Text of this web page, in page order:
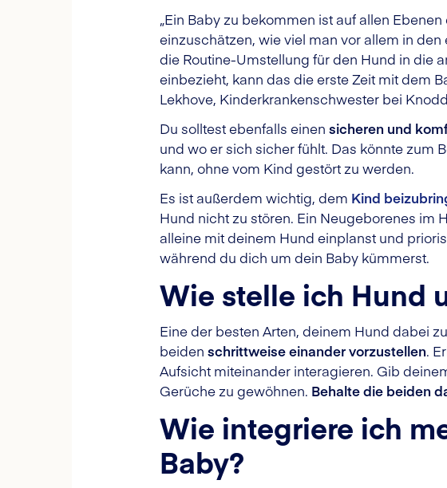
„Ein Baby zu bekommen ist auf allen
einzuschätzen, wie viel man vor allem in
die Routine-Umstellung für den Hund in die
einbezieht, kann das die erste Zeit mit dem
Lekhove, Kinderkrankenschwester bei
Du solltest ebenfalls einen sicheren und
und wo er sich sicher fühlt. Das könnte zum
kann, ohne vom Kind gestört zu werden.
Es ist außerdem wichtig, dem Kind
Hund nicht zu stören. Ein Neugeborenes im
alleine mit deinem Hund einplanst und
während du dich um dein Baby kümmerst.
Wie stelle ich Hund
Eine der besten Arten, deinem Hund dabei
beiden schrittweise einander vorzustellen.
Aufsicht miteinander interagieren. Gib
Gerüche zu gewöhnen. Behalte die beiden
Wie integriere ich
Baby?